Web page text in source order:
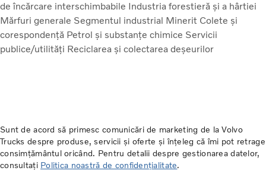
de încărcare interschimbabile Industria forestieră și a hârtiei
Mărfuri generale Segmentul industrial Minerit Colete și
corespondență Petrol și substanțe chimice Servicii
publice/utilități Reciclarea și colectarea deșeurilor
Sunt de acord să primesc comunicări de marketing de la Volvo
Trucks despre produse, servicii și oferte și înțeleg că îmi pot retrage
consimțământul oricând. Pentru detalii despre gestionarea datelor,
consultați Politica noastră de confidențialitate.